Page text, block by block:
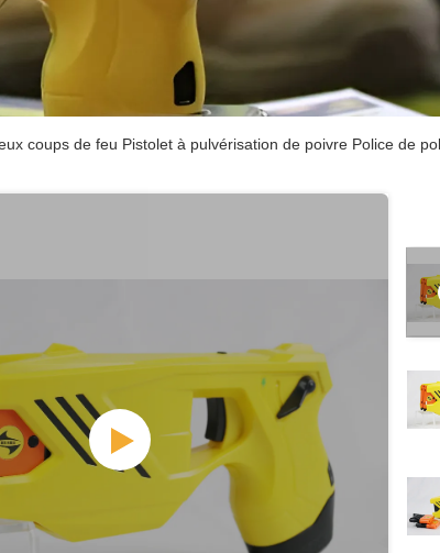
coups de feu Pistolet à pulvérisation de poivre Police de